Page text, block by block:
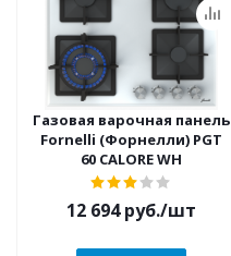
Газовая варочная панель
Fornelli (Форнелли) PGT
60 CALORE WH
12 694руб./шт